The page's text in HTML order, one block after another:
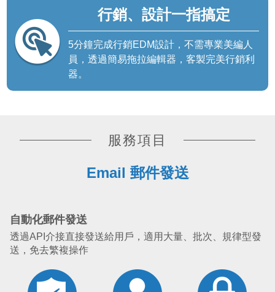
行銷、設計一指搞定
5分鐘完成行銷EDM設計，不需專業美編人
員，透過簡易拖拉編輯器，客製完美行銷利
器。
服務項目
Email 郵件發送
自動化郵件發送
透過API介接直接發送給用戶，適用大量、批次、規律型發
送，免去繁複操作